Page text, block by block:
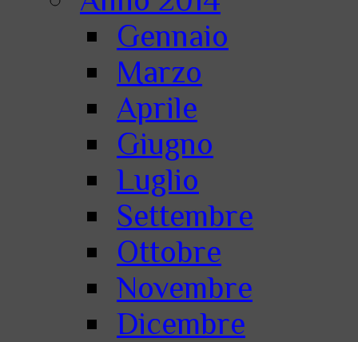
Gennaio
Marzo
Aprile
Giugno
Luglio
Settembre
Ottobre
Novembre
Dicembre